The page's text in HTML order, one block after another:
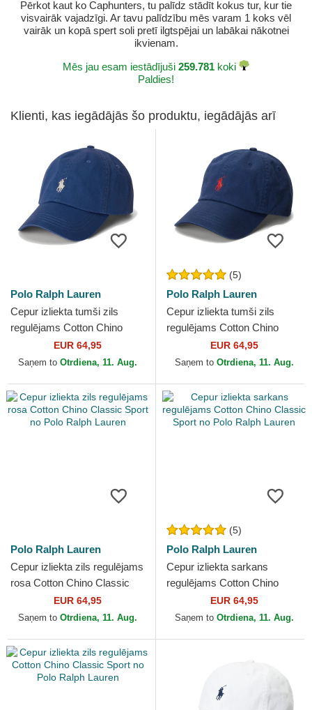
Pērkot kaut ko Caphunters, tu palīdz stādīt kokus tur, kur tie
visvairāk vajadzīgi. Ar tavu palīdzību mēs varam 1 koks vēl
vairāk un kopā spert soli pretī ilgtspējai un labākai nākotnei
ikvienam.
Mēs jau esam iestādījuši 259.781 koki
Paldies!
Klienti, kas iegādājās šo produktu, iegādājās arī
Polo Ralph Lauren
Cepur izliekta tumši zils
regulējams Cotton Chino
Classic Sport no Polo Ralph
Lauren
EUR 64,95
Saņem to Otrdiena, 11. Aug.
(5)
Polo Ralph Lauren
Cepur izliekta tumši zils
regulējams Cotton Chino
Classic Sport no Polo Ralph
Lauren
EUR 64,95
Saņem to Otrdiena, 11. Aug.
Polo Ralph Lauren
Cepur izliekta zils regulējams
rosa Cotton Chino Classic
Sport no Polo Ralph Lauren
EUR 64,95
Saņem to Otrdiena, 11. Aug.
(5)
Polo Ralph Lauren
Cepur izliekta sarkans
regulējams Cotton Chino
Classic Sport no Polo Ralph
Lauren
EUR 64,95
Saņem to Otrdiena, 11. Aug.